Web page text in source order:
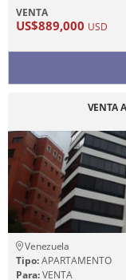
VENTA
US$889,000 USD
VENTA
Venezuela
Tipo:APARTAMENTO
Para:VENTA